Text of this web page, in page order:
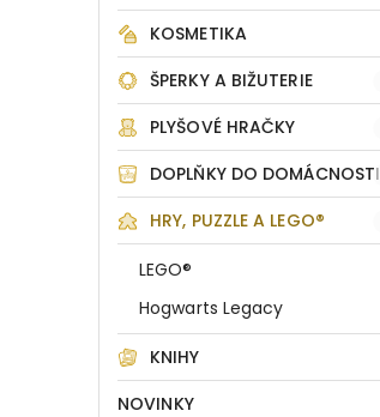
KOSMETIKA
ŠPERKY A BIŽUTERIE
PLYŠOVÉ HRAČKY
DOPLŇKY DO DOMÁCNOSTI
HRY, PUZZLE A LEGO®
LEGO®
Hogwarts Legacy
KNIHY
NOVINKY